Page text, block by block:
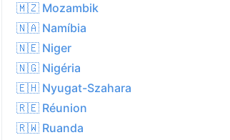
15 16
🇲🇿 Mozambik
🇳🇦 Namíbia
🇳🇪 Niger
🇳🇬 Nigéria
🇪🇭 Nyugat-Szahara
🇷🇪 Réunion
🇷🇼 Ruanda